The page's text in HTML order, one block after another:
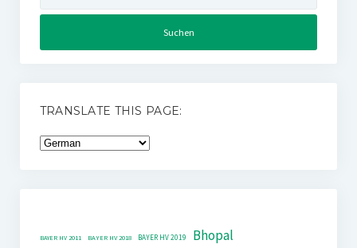
TRANSLATE THIS PAGE:
BAYER HV 2011 BAYER HV 2018 BAYER HV 2019 Bhopal